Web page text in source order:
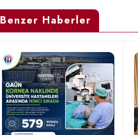
Benzer Haberler